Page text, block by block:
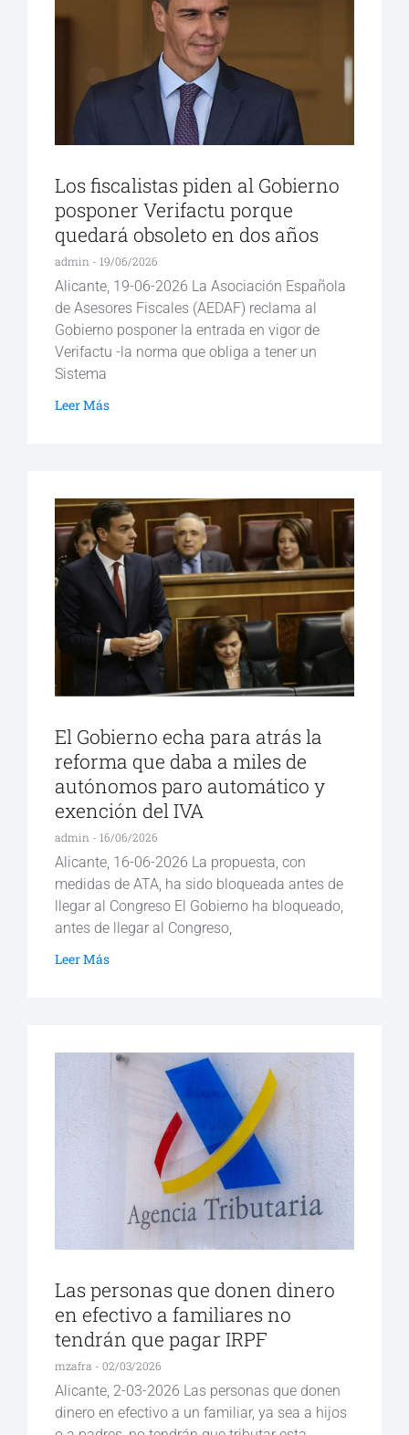
Los fiscalistas piden al Gobierno
posponer Verifactu porque
quedará obsoleto en dos años
admin 19/06/2026
Alicante, 19-06-2026 La Asociación Española
de Asesores Fiscales (AEDAF) reclama al
Gobierno posponer la entrada en vigor de
Verifactu -la norma que obliga a tener un
Sistema
Leer Más
El Gobierno echa para atrás la
reforma que daba a miles de
autónomos paro automático y
exención del IVA
admin 16/06/2026
Alicante, 16-06-2026 La propuesta, con
medidas de ATA, ha sido bloqueada antes de
llegar al Congreso El Gobierno ha bloqueado,
antes de llegar al Congreso,
Leer Más
Las personas que donen dinero
en efectivo a familiares no
tendrán que pagar IRPF
mzafra 02/03/2026
Alicante, 2-03-2026 Las personas que donen
dinero en efectivo a un familiar, ya sea a hijos